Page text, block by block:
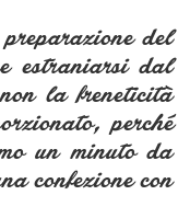
del
estraniarsi dal
la freneticità
perché
un minuto da
confezione con